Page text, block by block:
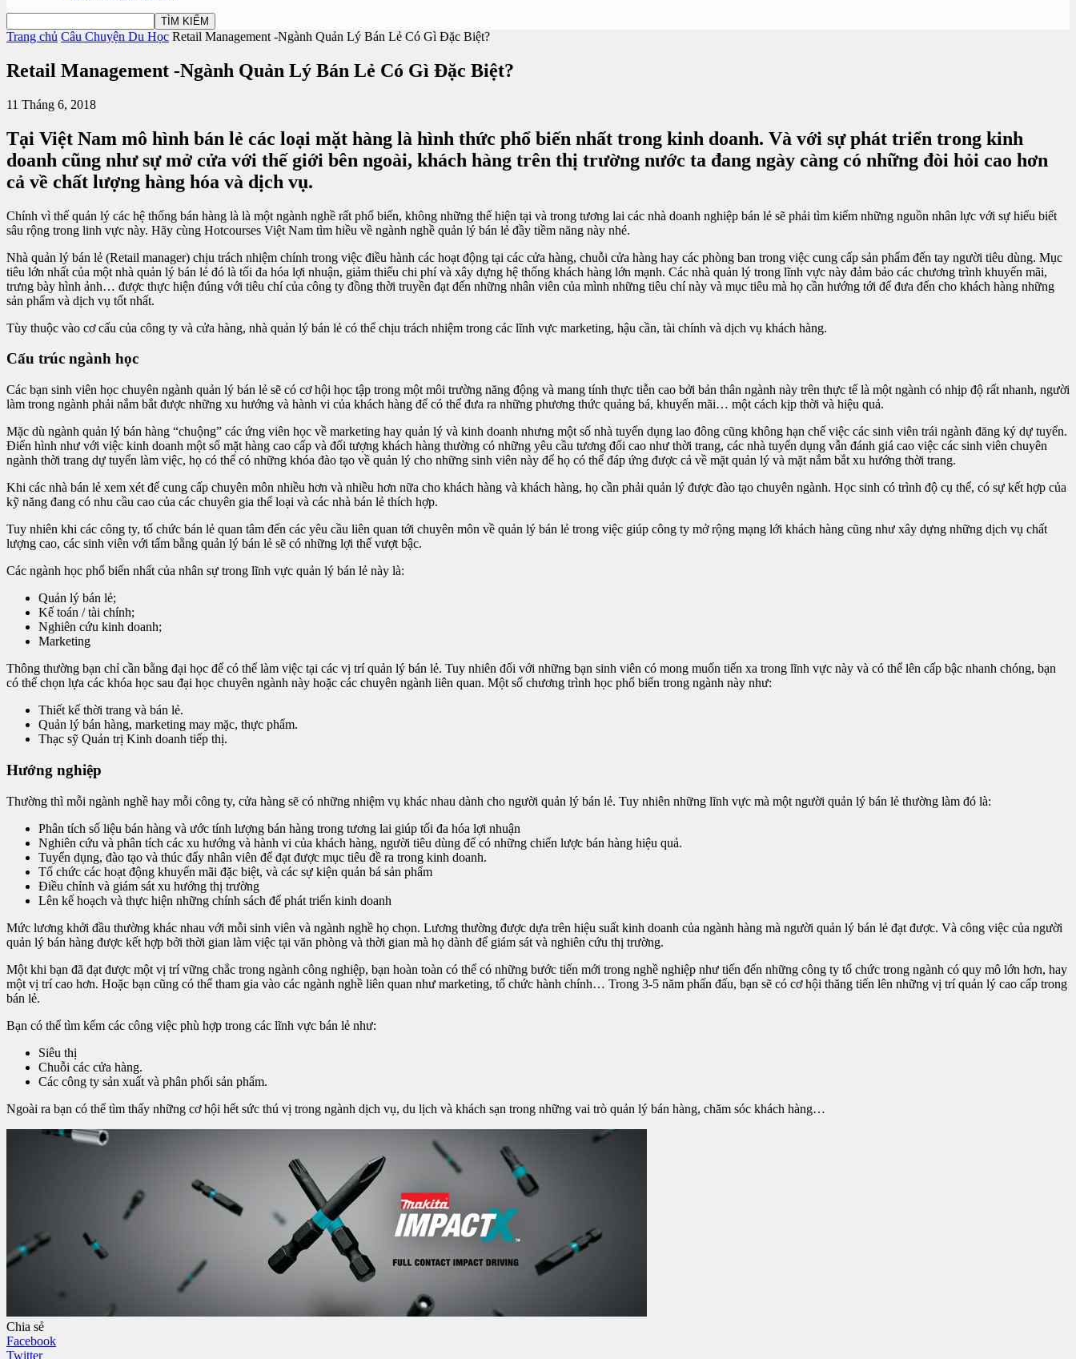
Trang chủ Câu Chuyện Du Học Retail Management -Ngành Quản Lý Bán Lẻ Có Gì Đặc Biệt?
Retail Management -Ngành Quản Lý Bán Lẻ Có Gì Đặc Biệt?
11 Tháng 6, 2018
Tại Việt Nam mô hình bán lẻ các loại mặt hàng là hình thức phổ biến nhất trong kinh doanh. Và với sự phát triển trong kinh
doanh cũng như sự mở cửa với thế giới bên ngoài, khách hàng trên thị trường nước ta đang ngày càng có những đòi hỏi cao hơn
cả về chất lượng hàng hóa và dịch vụ.
Chính vì thế quản lý các hệ thống bán hàng là là một ngành nghề rất phổ biến, không những thế hiện tại và trong tương lai các nhà doanh nghiệp bán lẻ sẽ phải tìm kiếm những nguồn nhân lực với sự hiểu biết
sâu rộng trong linh vực này. Hãy cùng Hotcourses Việt Nam tìm hiều về ngành nghề quản lý bán lẻ đầy tiềm năng này nhé.
Nhà quản lý bán lẻ (Retail manager) chịu trách nhiệm chính trong việc điều hành các hoạt động tại các cửa hàng, chuỗi cửa hàng hay các phòng ban trong việc cung cấp sản phẩm đến tay người tiêu dùng. Mục
tiêu lớn nhất của một nhà quản lý bán lẻ đó là tối đa hóa lợi nhuận, giảm thiểu chi phí và xây dựng hệ thống khách hàng lớn mạnh. Các nhà quản lý trong lĩnh vực này đảm bảo các chương trình khuyến mãi,
trưng bày hình ảnh… được thực hiện đúng với tiêu chí của công ty đồng thời truyền đạt đến những nhân viên của mình những tiêu chí này và mục tiêu mà họ cần hướng tới để đưa đến cho khách hàng những
sản phẩm và dịch vụ tốt nhất.
Tùy thuộc vào cơ cấu của công ty và cửa hàng, nhà quản lý bán lẻ có thể chịu trách nhiệm trong các lĩnh vực marketing, hậu cần, tài chính và dịch vụ khách hàng.
Cấu trúc ngành học
Các bạn sinh viên học chuyên ngành quản lý bán lẻ sẽ có cơ hội học tập trong một môi trường năng động và mang tính thực tiễn cao bởi bản thân ngành này trên thực tế là một ngành có nhịp độ rất nhanh, người
làm trong ngành phải nắm bắt được những xu hướng và hành vi của khách hàng để có thể đưa ra những phương thức quảng bá, khuyến mãi… một cách kịp thời và hiệu quả.
Mặc dù ngành quản lý bán hàng “chuộng” các ứng viên học về marketing hay quản lý và kinh doanh nhưng một số nhà tuyển dụng lao đông cũng không hạn chế việc các sinh viên trái ngành đăng ký dự tuyển.
Điển hình như với việc kinh doanh một số mặt hàng cao cấp và đối tượng khách hàng thường có những yêu cầu tương đối cao như thời trang, các nhà tuyển dụng vẫn đánh giá cao việc các sinh viên chuyên
ngành thời trang dự tuyển làm việc, họ có thể có những khóa đào tạo về quản lý cho những sinh viên này để họ có thể đáp ứng được cả về mặt quản lý và mặt nắm bắt xu hướng thời trang.
Khi các nhà bán lẻ xem xét để cung cấp chuyên môn nhiều hơn và nhiều hơn nữa cho khách hàng và khách hàng, họ cần phải quản lý được đào tạo chuyên ngành. Học sinh có trình độ cụ thể, có sự kết hợp của
kỹ năng đang có nhu cầu cao của các chuyên gia thể loại và các nhà bán lẻ thích hợp.
Tuy nhiên khi các công ty, tổ chức bán lẻ quan tâm đến các yêu cầu liên quan tới chuyên môn về quản lý bán lẻ trong việc giúp công ty mở rộng mạng lới khách hàng cũng như xây dựng những dịch vụ chất
lượng cao, các sinh viên với tấm bằng quản lý bán lẻ sẽ có những lợi thế vượt bậc.
Các ngành học phổ biến nhất của nhân sự trong lĩnh vực quản lý bán lẻ này là:
Quản lý bán lẻ;
Kế toán / tài chính;
Nghiên cứu kinh doanh;
Marketing
Thông thường bạn chỉ cần bằng đại học để có thể làm việc tại các vị trí quản lý bán lẻ. Tuy nhiên đối với những bạn sinh viên có mong muốn tiến xa trong lĩnh vực này và có thể lên cấp bậc nhanh chóng, bạn
có thể chọn lựa các khóa học sau đại học chuyên ngành này hoặc các chuyên ngành liên quan. Một số chương trình học phổ biến trong ngành này như:
Thiết kế thời trang và bán lẻ.
Quản lý bán hàng, marketing may mặc, thực phẩm.
Thạc sỹ Quản trị Kinh doanh tiếp thị.
Hướng nghiệp
Thường thì mỗi ngành nghề hay mỗi công ty, cửa hàng sẽ có những nhiệm vụ khác nhau dành cho người quản lý bán lẻ. Tuy nhiên những lĩnh vực mà một người quản lý bán lẻ thường làm đó là:
Phân tích số liệu bán hàng và ước tính lượng bán hàng trong tương lai giúp tối đa hóa lợi nhuận
Nghiên cứu và phân tích các xu hướng và hành vi của khách hàng, người tiêu dùng để có những chiến lược bán hàng hiệu quả.
Tuyển dụng, đào tạo và thúc đẩy nhân viên để đạt được mục tiêu đề ra trong kinh doanh.
Tổ chức các hoạt động khuyến mãi đặc biệt, và các sự kiện quản bá sản phẩm
Điều chỉnh và giám sát xu hướng thị trường
Lên kế hoạch và thực hiện những chính sách để phát triển kinh doanh
Mức lương khởi đầu thường khác nhau với mỗi sinh viên và ngành nghề họ chọn. Lương thường được dựa trên hiệu suất kinh doanh của ngành hàng mà người quản lý bán lẻ đạt được. Và công việc của người
quản lý bán hàng được kết hợp bởi thời gian làm việc tại văn phòng và thời gian mà họ dành để giám sát và nghiên cứu thị trường.
Một khi bạn đã đạt được một vị trí vững chắc trong ngành công nghiệp, bạn hoàn toàn có thể có những bước tiến mới trong nghề nghiệp như tiến đến những công ty tổ chức trong ngành có quy mô lớn hơn, hay
một vị trí cao hơn. Hoặc bạn cũng có thể tham gia vào các ngành nghề liên quan như marketing, tổ chức hành chính… Trong 3-5 năm phấn đấu, bạn sẽ có cơ hội thăng tiến lên những vị trí quản lý cao cấp trong
bán lẻ.
Bạn có thể tìm kếm các công việc phù hợp trong các lĩnh vực bán lẻ như:
Siêu thị
Chuỗi các cửa hàng.
Các công ty sản xuất và phân phối sản phẩm.
Ngoài ra bạn có thể tìm thấy những cơ hội hết sức thú vị trong ngành dịch vụ, du lịch và khách sạn trong những vai trò quản lý bán hàng, chăm sóc khách hàng…
Chia sẻ
Facebook
Twitter